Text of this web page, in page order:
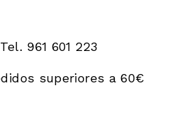
961 601 223
superiores a 60€